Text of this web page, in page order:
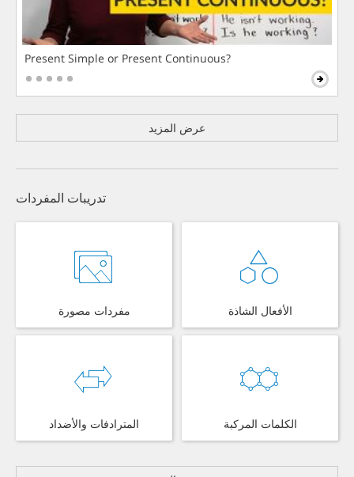
Present Simple or Present Continuous?
عرض المزيد
تدريبات المفردات
مفردات مصورة الأفعال الشاذة
المترادفات والأضداد الكلمات المركبة